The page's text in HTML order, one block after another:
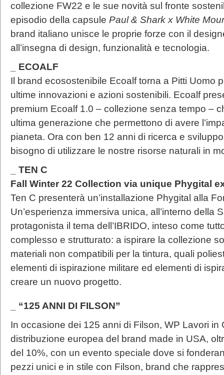
collezione FW22 e le sue novità sul fronte
episodio della capsule Paul & Shark x White
brand italiano unisce le proprie forze con il
all’insegna di design, funzionalità e tecnologia.
_ ECOALF
Il brand ecosostenibile Ecoalf torna a Pitti Uomo
ultime innovazioni e azioni sostenibili. Ecoalf
premium Ecoalf 1.0 – collezione senza tempo –
ultima generazione che permettono di avere
pianeta. Ora con ben 12 anni di ricerca e
bisogno di utilizzare le nostre risorse naturali in
_ TEN C
Fall Winter 22 Collection via unique Phygital
Ten C presenterà un’installazione Phygital alla
Un’esperienza immersiva unica, all’interno della
protagonista il tema dell’IBRIDO, inteso come
complesso e strutturato: a ispirare la collezione
materiali non compatibili per la tintura, quali
elementi di ispirazione militare ed elementi di
creare un nuovo progetto.
_ “125 ANNI DI FILSON”
In occasione dei 125 anni di Filson, WP Lavori
distribuzione europea del brand made in USA,
del 10%, con un evento speciale dove si
pezzi unici e in stile con Filson, brand che